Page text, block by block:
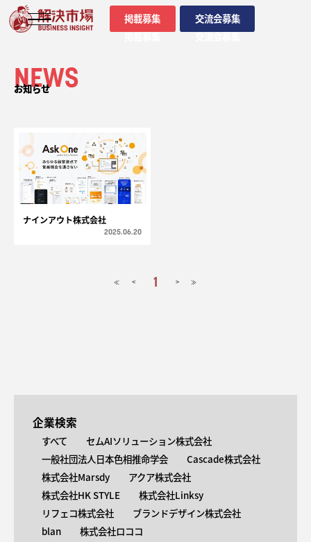
掲載募集
掲載募集
交流会募集
交流会募集
NEWS
お知らせ
ナインアウト株式会社
2025.06.20
≪ < 1 > ≫
企業検索
すべて
セムAIソリューション株式会社
一般社団法人日本色相推命学会
Cascade株式会社
株式会社Marsdy
アクア株式会社
株式会社HK STYLE
株式会社Linksy
リフェコ株式会社
ブランドデザイン株式会社
blan
株式会社ロココ